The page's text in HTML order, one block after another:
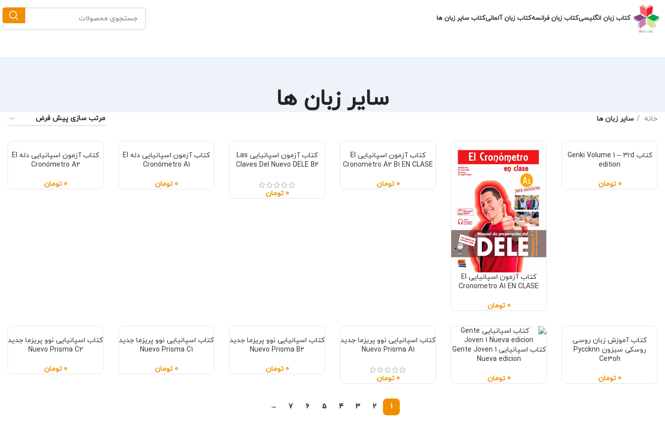
کتاب زبان انگلیسیکتاب زبان فرانسهکتاب زبان آلمانیکتاب سایر زبان ها
سایر زبان ها
خانه سایر زبان ها
کتاب Genki Volume 1 – 3rd
edition
0 تومان
کتاب آزمون اسپانیایی El
Cronometro A1 EN CLASE
0 تومان
کتاب آزمون اسپانیایی El
Cronometro A2 B1 EN CLASE
0 تومان
کتاب آزمون اسپانیایی Las
Claves Del Nuevo DELE B2
0 تومان
کتاب آزمون اسپانیایی دله El
Cronómetro A1
0 تومان
کتاب آزمون اسپانیایی دله El
Cronómetro A2
0 تومان
کتاب آموزش زبان روسی
روسکی سیزون Pyccknn
Ce3oh
0 تومان
کتاب اسپانیایی Gente Joven 1
Nueva edicion
0 تومان
کتاب اسپانیایی نوو پریزما جدید
Nuevo Prisma A1
0 تومان
کتاب اسپانیایی نوو پریزما جدید
Nuevo Prisma B2
0 تومان
کتاب اسپانیایی نوو پریزما جدید
Nuevo Prisma C1
0 تومان
کتاب اسپانیایی نوو پریزما جدید
Nuevo Prisma C2
0 تومان
1
2
3
4
5
6
7
→